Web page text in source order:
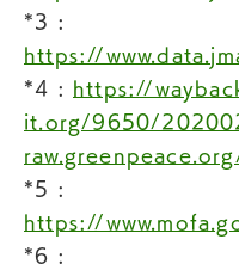
*3 :
https://
*4 :
https://
it.org/9650/
*5 :
https://
*6 :